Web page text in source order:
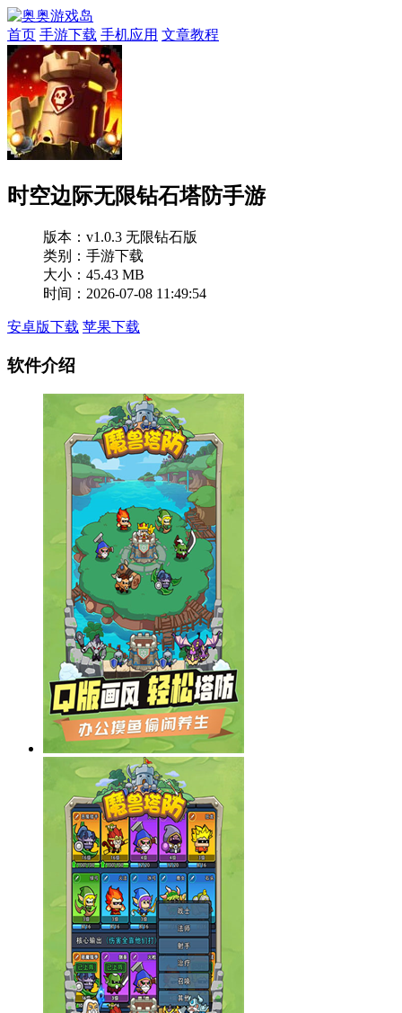
首页 手游下载 手机应用 文章教程
时空边际无限钻石塔防手游
版本： v1.0.3 无限钻石版
类别：手游下载
大小：45.43 MB
时间：2026-07-08 11:49:54
安卓版下载 苹果下载
软件介绍